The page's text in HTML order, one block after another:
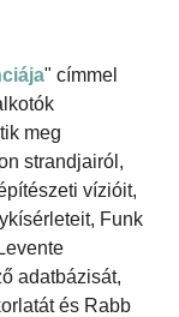
" címmel
meg
strandjairól,
vízióit,
Funk
adatbázisát,
és Rabb